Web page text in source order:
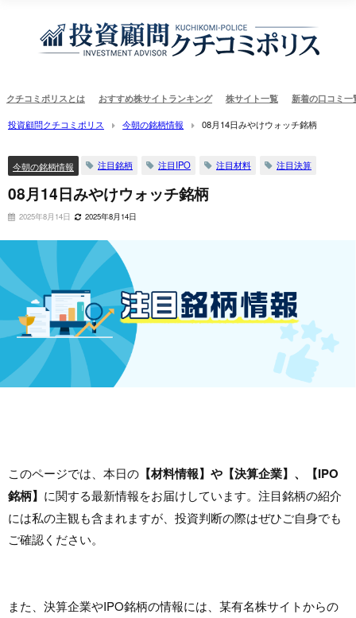
クチコミポリスとは おすすめ株サイトランキング 株サイト一覧 新着の口コミ一
投資顧問クチコミポリス 今朝の銘柄情報 08月14日みやけウォッチ銘柄
今朝の銘柄情報 注目銘柄 注目IPO 注目材料 注目決算
08月14日みやけウォッチ銘柄
2025年8月14日 2025年8月14日
このページでは、本日の 【材料情報】や【決算企業】、【IPO
銘柄】 に関する最新情報をお届けしています。注目銘柄の紹介
には私の主観も含まれますが、投資判断の際はぜひご自身でも
ご確認ください。
また、決算企業やIPO銘柄の情報には、某有名株サイトからの